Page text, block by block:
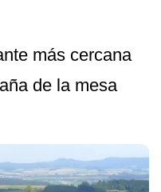
más cercana
de la mesa